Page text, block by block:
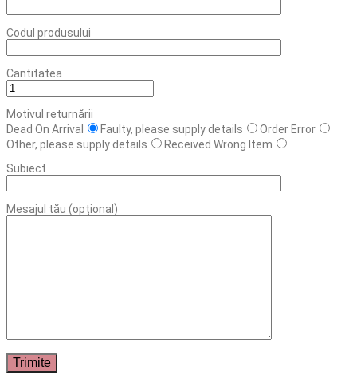
Codul produsului
Cantitatea
Motivul returnării
Dead On Arrival
Faulty, please supply details
Order Error
Other, please supply details
Received Wrong Item
Subiect
Mesajul tău (opțional)